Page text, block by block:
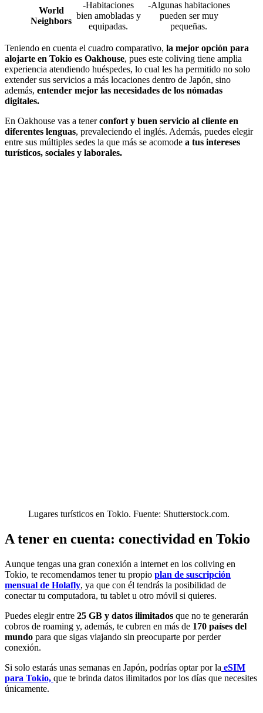
World
Neighbors
-Habitaciones
bien amobladas y
equipadas.
-Algunas habitaciones
pueden ser muy
pequeñas.
Teniendo en cuenta el cuadro comparativo, la mejor opción para
alojarte en Tokio es Oakhouse, pues este coliving tiene amplia
experiencia atendiendo huéspedes, lo cual les ha permitido no solo
extender sus servicios a más locaciones dentro de Japón, sino
además, entender mejor las necesidades de los nómadas
digitales.
En Oakhouse vas a tenerconfort y buen servicio al cliente en
diferentes lenguas, prevaleciendo el inglés. Además, puedes elegir
entre sus múltiples sedes la que más se acomode a tus intereses
turísticos, sociales y laborales.
Lugares turísticos en Tokio. Fuente: Shutterstock.com.
A tener en cuenta: conectividad en Tokio
Aunque tengas una gran conexión a internet en los coliving en
Tokio, te recomendamos tener tu propio plan de suscripción
mensual de Holafly, ya que con él tendrás la posibilidad de
conectar tu computadora, tu tablet u otro móvil si quieres.
Puedes elegir entre 25 GB y datos ilimitados que no te generarán
cobros de roaming y, además, te cubren en más de 170 países del
mundo para que sigas viajando sin preocuparte por perder
conexión.
Si solo estarás unas semanas en Japón, podrías optar por la eSIM
para Tokio, que te brinda datos ilimitados por los días que necesites
únicamente.